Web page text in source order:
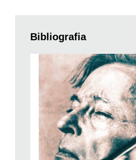
combinato di Brahms e del suo
averla scritta, il giovane Enescu fu
nientemeno che dal leggendario
amico e consigliere di Brahms, il
consacrazione: l’autografo delle sue
per violino di Beethoven.
Compositore precoce e talento
celebrato violinista, docente, pianista,
instancabile animatore musicale. Per
si può cominciare dalla sua più
Terza Suite «paesana», scritta alle
Bibliografia